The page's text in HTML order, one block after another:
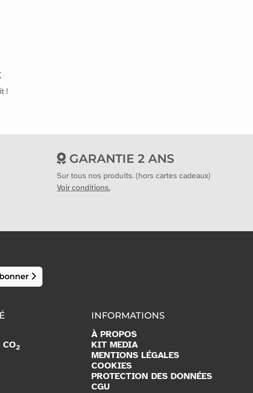
!
GARANTIE 2 ANS
Sur tous nos produits. (hors cartes cadeaux)
Voir conditions.
CO2
INFORMATIONS
À PROPOS
KIT MEDIA
MENTIONS LÉGALES
COOKIES
PROTECTION DES DONNÉES
CGU